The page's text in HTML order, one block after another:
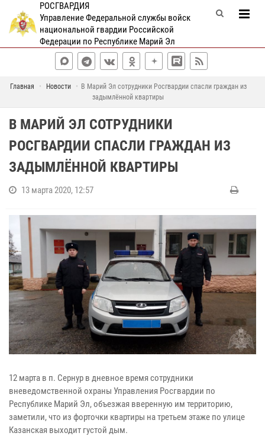
РОСГВАРДИЯ
Управление Федеральной службы войск
национальной гвардии Российской
Федерации по Республике Марий Эл
Главная Новости
В Марий Эл сотрудники Росгвардии спасли граждан из
задымлённой квартиры
В МАРИЙ ЭЛ СОТРУДНИКИ
РОСГВАРДИИ СПАСЛИ ГРАЖДАН ИЗ
ЗАДЫМЛЁННОЙ КВАРТИРЫ
13 марта 2020, 12:57
12 марта в п. Сернур в дневное время сотрудники
вневедомственной охраны Управления Росгвардии по
Республике Марий Эл, объезжая вверенную им территорию,
заметили, что из форточки квартиры на третьем этаже по улице
Казанская выходит густой дым.